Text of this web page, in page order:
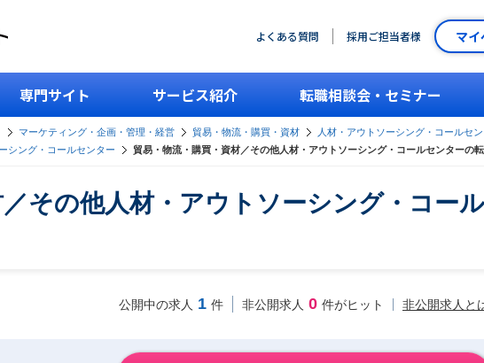
よくある質問 採用ご担当者様 マ
専門サイト サービス紹介 転職相談会・セミナー
マーケティング・企画・管理・経営 貿易・物流・購買・資材
人材・アウトソーシング・コールセ
シング・コールセンター
貿易・物流・購買・資材／その他人材・アウトソーシング・コールセンターの
その他人材・アウトソーシング・コー
公開中の求人 1 件 非公開求人 0 件がヒット 非公開求人と